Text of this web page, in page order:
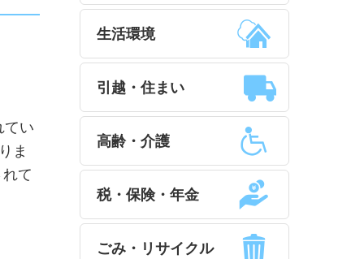
い
ま
て
生活環境
引越・住まい
高齢・介護
税・保険・年金
ごみ・リサイクル